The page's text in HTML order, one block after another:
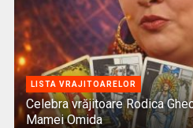
LISTA VRAJITOARELOR
Celebra vrăjitoare Rodica
Mamei Omida